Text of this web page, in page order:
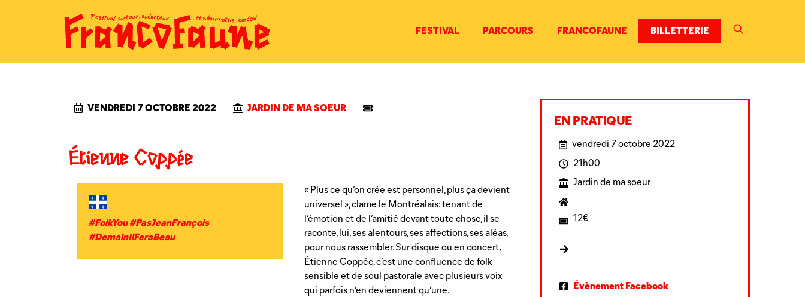
FESTIVAL PARCOURS FRANCOFAUNE BILLETTERIE
Étienne Coppée + Lisa Ducasse
VENDREDI 7 OCTOBRE 2022 JARDIN DE MA SOEUR
Étienne Coppée
#FolkYou #PasJeanFrançois
#DemainIlFeraBeau
« Plus ce qu’on crée est personnel, plus ça devient
universel », clame le Montréalais: tenant de
l’émotion et de l’amitié devant toute chose, il se
raconte, lui, ses alentours, ses affections, ses aléas,
pour nous rassembler. Sur disque ou en concert,
Étienne Coppée, c’est une confluence de folk
sensible et de soul pastorale avec plusieurs voix
qui parfois n’en deviennent qu’une.
EN PRATIQUE
vendredi 7 octobre 2022
21h00
Jardin de ma soeur
12€
Évènement Facebook